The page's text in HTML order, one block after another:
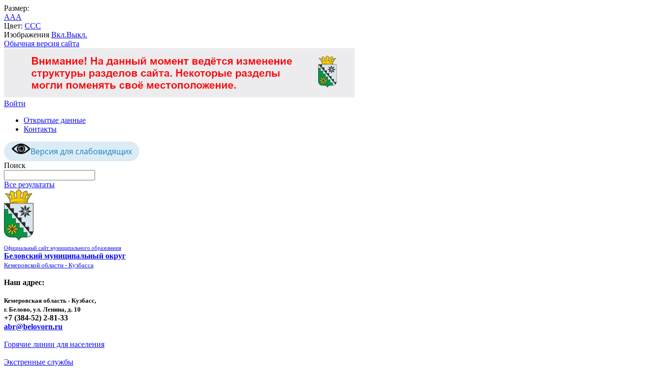
Размер:
AAA
Цвет: CCC
Изображения Вкл.Выкл.
Обычная версия сайта
Войти
Открытые данные
Контакты
Версия для слабовидящих
Поиск
Все результаты
Официальный сайт муниципального образования
Беловский муниципальный округ
Кемеровской области - Кузбасса
Наш адрес:
Кемеровская область - Кузбасс,
г. Белово, ул. Ленина, д. 10
+7 (384-52) 2-81-33
abr@belovorn.ru
Горячие линии для населения
Экстренные службы